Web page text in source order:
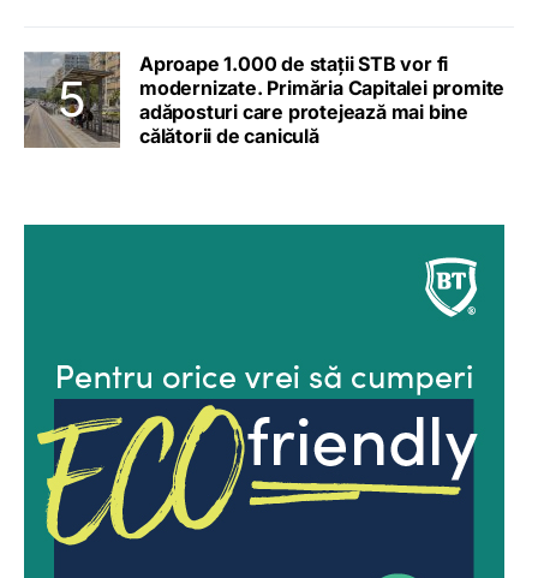
Aproape 1.000 de stații STB vor fi
modernizate. Primăria Capitalei promite
adăposturi care protejează mai bine
călătorii de caniculă